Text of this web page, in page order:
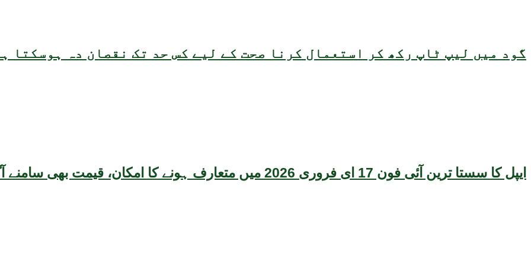
گود میں لیپ ٹاپ رکھ کر استعمال کرنا صحت کے لیے کس حد تک نقصان دہ ہوسکتا
ایپل کا سستا ترین آئی فون 17 ای فروری 2026 میں متعارف ہونے کا امکان، قیمت بھی سامنے آگئی